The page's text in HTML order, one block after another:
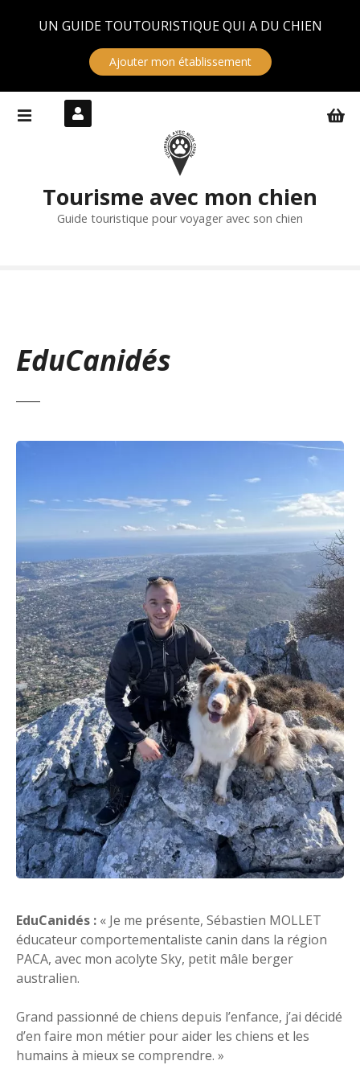
UN GUIDE TOUTOURISTIQUE QUI A DU CHIEN
Ajouter mon établissement
Tourisme avec mon chien
Guide touristique pour voyager avec son chien
EduCanidés
EduCanidés : « Je me présente, Sébastien MOLLET
éducateur comportementaliste canin dans la région
PACA, avec mon acolyte Sky, petit mâle berger
australien.
Grand passionné de chiens depuis l’enfance, j’ai décidé
d’en faire mon métier pour aider les chiens et les
humains à mieux se comprendre. »